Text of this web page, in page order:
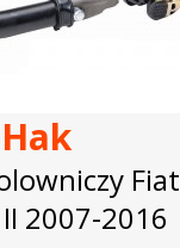
Fiat
2007-2016